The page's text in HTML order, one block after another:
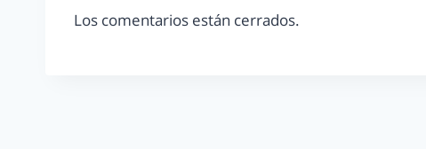
Los comentarios están cerrados.